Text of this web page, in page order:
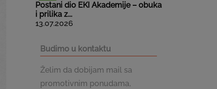
Postani dio EKI Akademije – obuka
i prilika z...
13.07.2026
Budimo u kontaktu
Želim da dobijam mail sa
promotivnim ponudama,